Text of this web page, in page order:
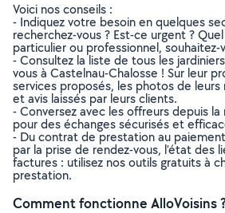
Voici nos conseils :
- Indiquez votre besoin en quelques
recherchez-vous ? Est-ce urgent ?
particulier ou professionnel, souhaitez-
- Consultez la liste de tous les
vous à Castelnau-Chalosse ! Sur leur
services proposés, les photos de
et avis laissés par leurs clients.
- Conversez avec les offreurs depuis la
pour des échanges sécurisés et
- Du contrat de prestation au
par la prise de rendez-vous, l’état des
factures : utilisez nos outils gratuits à
prestation.
Comment fonctionne AlloVoisins